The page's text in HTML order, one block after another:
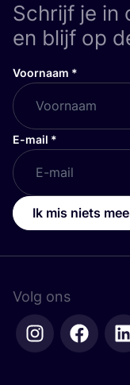
Schrijf je in
en blijf op
Voornaam *
E-mail *
Ik mis niets
Volg ons